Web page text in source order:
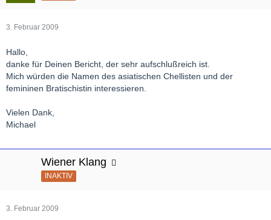
3. Februar 2009
Hallo,
danke für Deinen Bericht, der sehr aufschlußreich ist.
Mich würden die Namen des asiatischen Chellisten und der
femininen Bratischistin interessieren.
Vielen Dank,
Michael
Wiener Klang
INAKTIV
3. Februar 2009